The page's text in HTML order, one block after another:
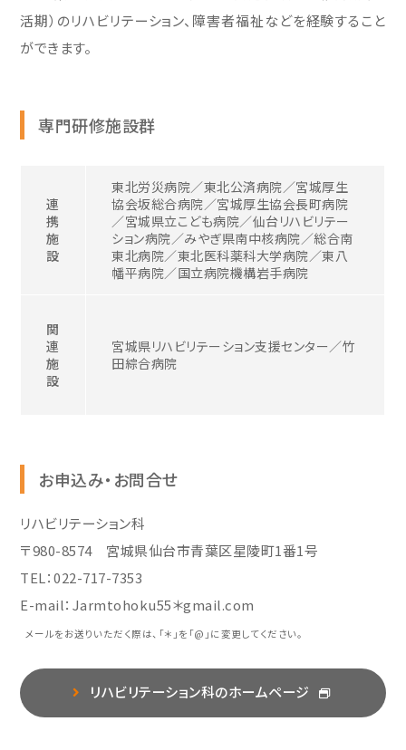
活期）のリハビリテーション、障害者福祉などを経験すること
ができます。
専門研修施設群
連
携
施
設
東北労災病院／東北公済病院／宮城厚生
協会坂総合病院／宮城厚生協会長町病院
／宮城県立こども病院／仙台リハビリテー
ション病院／みやぎ県南中核病院／総合南
東北病院／東北医科薬科大学病院／東八
幡平病院／国立病院機構岩手病院
関
連
施
設
宮城県リハビリテーション支援センター／竹
田綜合病院
お申込み・お問合せ
リハビリテーション科
〒980-8574 宮城県仙台市青葉区星陵町1番1号
TEL：022-717-7353
E-mail：Jarmtohoku55＊gmail.com
メールをお送りいただく際は、「＊」を「@」に変更してください。
リハビリテーション科のホームページ